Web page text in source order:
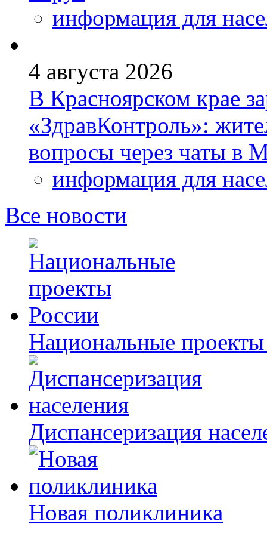
информация для
4 августа 2026
В Красноярском крае
«ЗдравКонтроль»:
вопросы через чаты в
информация для
Все новости
Национальные
Диспансеризация
Новая поликлиника